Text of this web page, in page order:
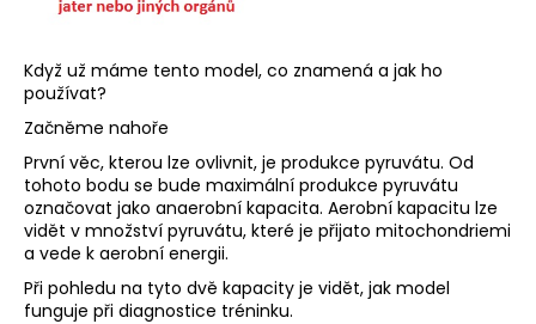
Když už máme tento model, co znamená a jak ho
používat?
Začněme nahoře
První věc, kterou lze ovlivnit, je produkce pyruvátu. Od
tohoto bodu se bude maximální produkce pyruvátu
označovat jako anaerobní kapacita. Aerobní kapacitu lze
vidět v množství pyruvátu, které je přijato mitochondriemi
a vede k aerobní energii.
Při pohledu na tyto dvě kapacity je vidět, jak model
funguje při diagnostice tréninku.
j
í
t
?
HLEDAT